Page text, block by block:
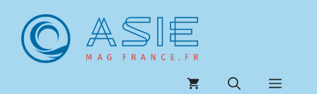
contenu
Menu